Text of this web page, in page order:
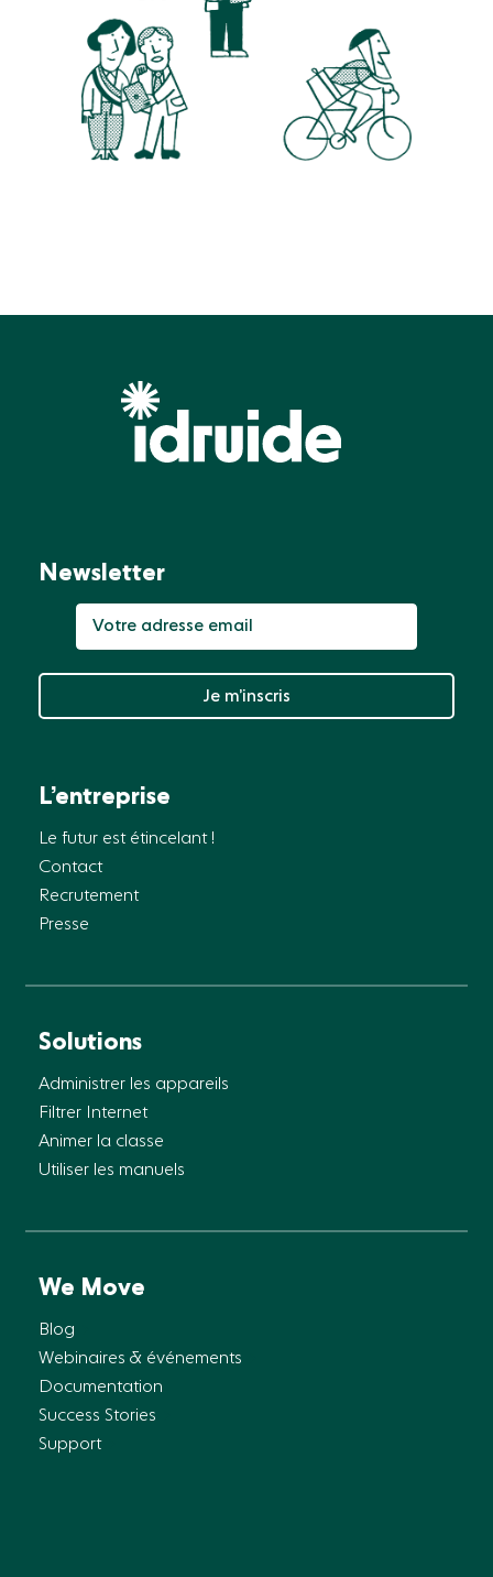
L’entreprise
Le futur est étincelant !
Contact
Recrutement
Presse
Solutions
Administrer les appareils
Filtrer Internet
Animer la classe
Utiliser les manuels
We Move
Blog
Webinaires & événements
Documentation
Success Stories
Support
Newsletter
Je m’inscris